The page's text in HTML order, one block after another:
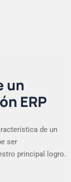
un
ERP
de un
ser
principal logro.